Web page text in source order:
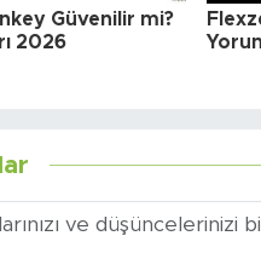
Güvenilir mi?
2026